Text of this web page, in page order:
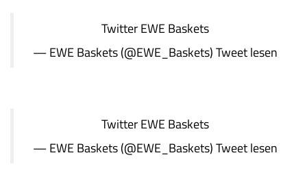
TwitterEWE Baskets
— EWE Baskets (@EWE_Baskets)Tweet lesen
TwitterEWE Baskets
— EWE Baskets (@EWE_Baskets)Tweet lesen